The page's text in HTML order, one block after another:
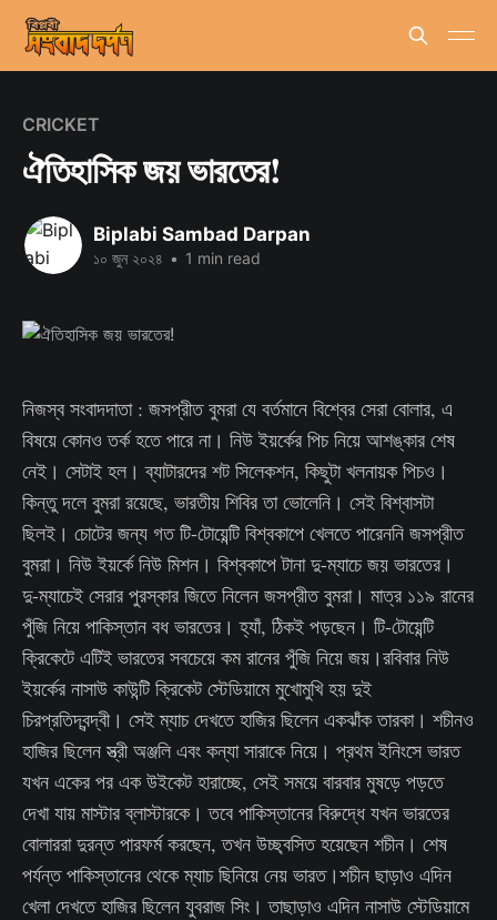
CRICKET
ঐতিহাসিক জয় ভারতের!
Biplabi Sambad Darpan
১০ জুন ২০২৪ • 1 min read
নিজস্ব সংবাদদাতা : জসপ্রীত বুমরা যে বর্তমানে বিশ্বের সেরা বোলার, এ
বিষয়ে কোনও তর্ক হতে পারে না। নিউ ইয়র্কের পিচ নিয়ে আশঙ্কার শেষ
নেই। সেটাই হল। ব্যাটারদের শট সিলেকশন, কিছুটা খলনায়ক পিচও।
কিন্তু দলে বুমরা রয়েছে, ভারতীয় শিবির তা ভোলেনি। সেই বিশ্বাসটা
ছিলই। চোটের জন্য গত টি-টোয়েন্টি বিশ্বকাপে খেলতে পারেননি জসপ্রীত
বুমরা। নিউ ইয়র্কে নিউ মিশন। বিশ্বকাপে টানা দু-ম্যাচে জয় ভারতের।
দু-ম্যাচেই সেরার পুরস্কার জিতে নিলেন জসপ্রীত বুমরা। মাত্র ১১৯ রানের
পুঁজি নিয়ে পাকিস্তান বধ ভারতের। হ্যাঁ, ঠিকই পড়ছেন। টি-টোয়েন্টি
ক্রিকেটে এটিই ভারতের সবচেয়ে কম রানের পুঁজি নিয়ে জয়।রবিবার নিউ
ইয়র্কের নাসাউ কাউন্টি ক্রিকেট স্টেডিয়ামে মুখোমুখি হয় দুই
চিরপ্রতিদ্বন্দ্বী। সেই ম্যাচ দেখতে হাজির ছিলেন একঝাঁক তারকা। শচীনও
হাজির ছিলেন স্ত্রী অঞ্জলি এবং কন্যা সারাকে নিয়ে। প্রথম ইনিংসে ভারত
যখন একের পর এক উইকেট হারাচ্ছে, সেই সময়ে বারবার মুষড়ে পড়তে
দেখা যায় মাস্টার ব্লাস্টারকে। তবে পাকিস্তানের বিরুদ্ধে যখন ভারতের
বোলাররা দুরন্ত পারফর্ম করছেন, তখন উচ্ছ্বসিত হয়েছেন শচীন। শেষ
পর্যন্ত পাকিস্তানের থেকে ম্যাচ ছিনিয়ে নেয় ভারত।শচীন ছাড়াও এদিন
খেলা দেখতে হাজির ছিলেন যুবরাজ সিং। তাছাড়াও এদিন নাসাউ স্টেডিয়ামে